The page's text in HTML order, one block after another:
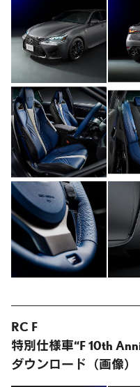
RC F
特別仕様車“F 10th
ダウンロード（画像）